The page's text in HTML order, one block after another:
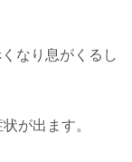
なり息がくるし
が出ます。